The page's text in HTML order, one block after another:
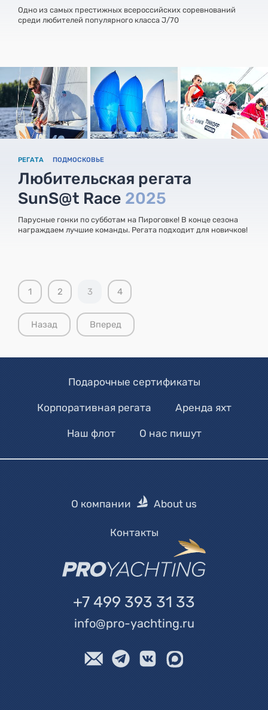
Одно из самых престижных всероссийских соревнований
среди любителей популярного класса J/70
РЕГАТА ПОДМОСКОВЬЕ
Любительская регата
SunS@t Race 2025
Парусные гонки по субботам на Пироговке! В конце сезона
награждаем лучшие команды. Регата подходит для новичков!
1 2 3 4
Назад Вперед
Подарочные сертификаты
Корпоративная регата Аренда яхт
Наш флот О нас пишут
О компании About us
Контакты
+7 499 393 31 33
info@pro-yachting.ru